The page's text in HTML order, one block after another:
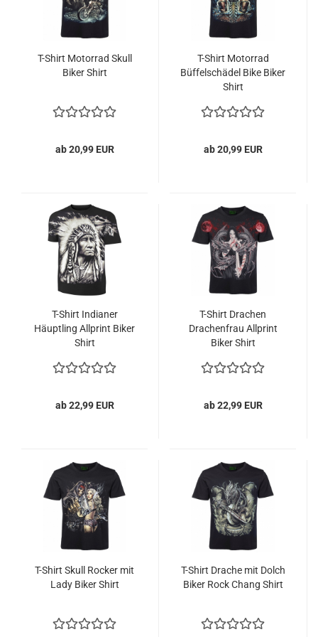
T-Shirt Motorrad Skull
Biker Shirt
ab 20,99 EUR
T-Shirt Motorrad
Büffelschädel Bike Biker
Shirt
ab 20,99 EUR
T-Shirt Indianer
Häuptling Allprint Biker
Shirt
ab 22,99 EUR
T-Shirt Drachen
Drachenfrau Allprint
Biker Shirt
ab 22,99 EUR
T-Shirt Skull Rocker mit
Lady Biker Shirt
T-Shirt Drache mit Dolch
Biker Rock Chang Shirt